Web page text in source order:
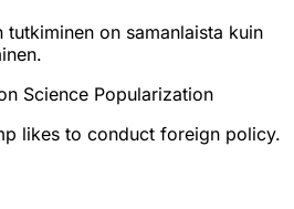
tutkiminen on samanlaista kuin
Science Popularization
likes to conduct foreign policy.